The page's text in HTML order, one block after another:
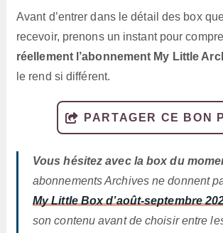
Avant d’entrer dans le détail des box
recevoir, prenons un instant pour
réellement l’abonnement My Little
le rend si différent.
PARTAGER CE BON
Vous hésitez avec la box du
abonnements Archives ne donnent
My Little Box d’août-septembre
son contenu avant de choisir entre